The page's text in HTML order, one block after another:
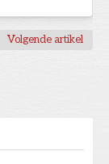
Volgende artikel